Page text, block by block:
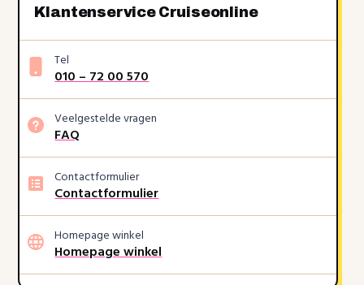
Klantenservice Cruiseonline
Tel
010 – 72 00 570
Veelgestelde vragen
FAQ
Contactformulier
Contactformulier
Homepage winkel
Homepage winkel